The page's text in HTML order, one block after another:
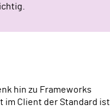
hin zu Frameworks
Client der Standard ist.